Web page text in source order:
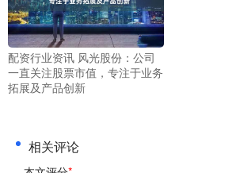
配资行业资讯 风光股份：公司
一直关注股票市值，专注于业务
拓展及产品创新
相关评论